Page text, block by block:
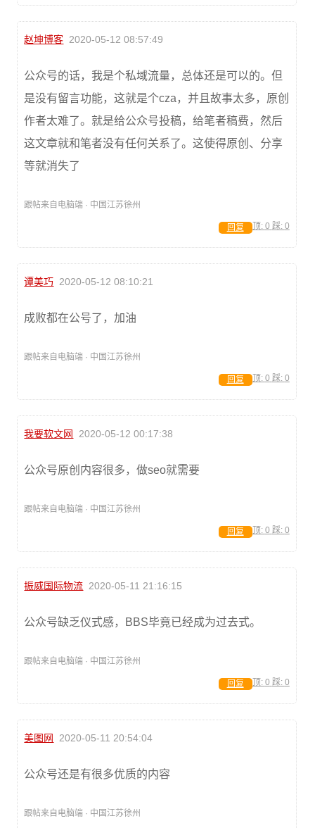
赵坤博客 2020-05-12 08:57:49
公众号的话，我是个私域流量，总体还是可以的。但
是没有留言功能，这就是个cza，并且故事太多，原创
作者太难了。就是给公众号投稿，给笔者稿费，然后
这文章就和笔者没有任何关系了。这使得原创、分享
等就消失了
跟帖来自电脑端 · 中国江苏徐州
顶: 0 踩: 0
回复
谭美巧 2020-05-12 08:10:21
成败都在公号了，加油
跟帖来自电脑端 · 中国江苏徐州
顶: 0 踩: 0
回复
我要软文网 2020-05-12 00:17:38
公众号原创内容很多，做seo就需要
跟帖来自电脑端 · 中国江苏徐州
顶: 0 踩: 0
回复
振威国际物流 2020-05-11 21:16:15
公众号缺乏仪式感，BBS毕竟已经成为过去式。
跟帖来自电脑端 · 中国江苏徐州
顶: 0 踩: 0
回复
美图网 2020-05-11 20:54:04
公众号还是有很多优质的内容
跟帖来自电脑端 · 中国江苏徐州